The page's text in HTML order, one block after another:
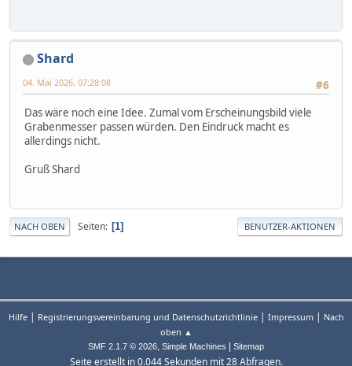
Shard
#6
04. Mai 2026, 07:28:08
Das wäre noch eine Idee. Zumal vom Erscheinungsbild viele
Grabenmesser passen würden. Den Eindruck macht es
allerdings nicht.
Gruß Shard
NACH OBEN Seiten 1 BENUTZER-AKTIONEN
Hilfe| Registrierungsvereinbarung und Datenschutzrichtlinie| Impressum| Nach
oben ▲
SMF 2.1.7 © 2026, Simple Machines Sitemap
Seite erstellt in 0.044 Sekunden mit 28 Abfragen.